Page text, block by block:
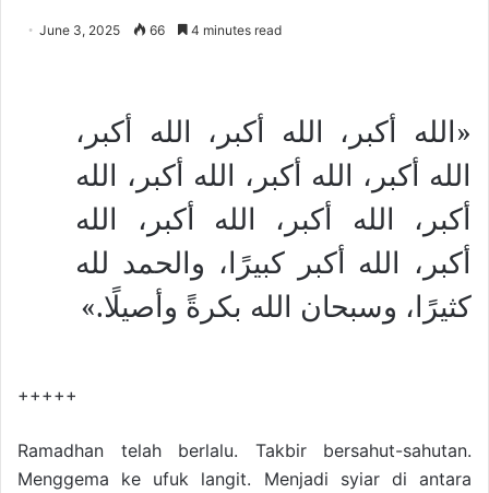
June 3, 2025 66 4 minutes read
«الله أكبر، الله أكبر، الله أكبر،
الله أكبر، الله أكبر، الله أكبر، الله
أكبر، الله أكبر، الله أكبر، الله
أكبر، الله أكبر كبيرًا، والحمد لله
كثيرًا، وسبحان الله بكرةً وأصيلًا.»
+++++
Ramadhan telah berlalu. Takbir bersahut-sahutan.
Menggema ke ufuk langit. Menjadi syiar di antara